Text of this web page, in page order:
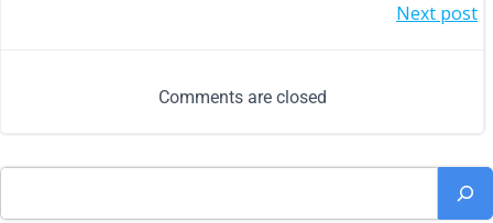
Next post
Comments are closed